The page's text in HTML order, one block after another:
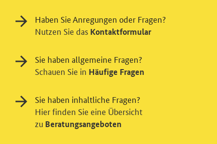
Haben Sie Anregungen oder Fragen?
Nutzen Sie das Kontaktformular
Sie haben allgemeine Fragen?
Schauen Sie in Häufige Fragen
Sie haben inhaltliche Fragen?
Hier finden Sie eine Übersicht
zu Beratungsangeboten